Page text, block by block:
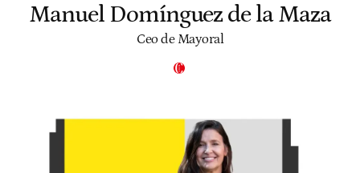
Manuel Domínguez de la Maza
Ceo de Mayoral